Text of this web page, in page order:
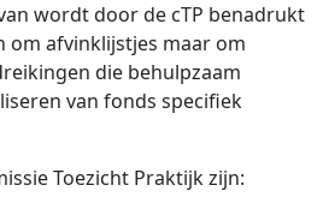
wordt door de cTP benadrukt
om afvinklijstjes maar om
die behulpzaam
van fonds specifiek
Toezicht Praktijk zijn: